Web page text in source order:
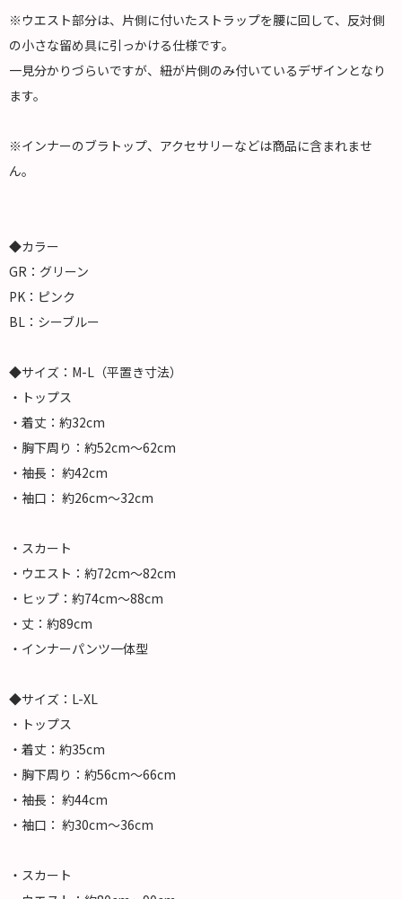
※ウエスト部分は、片側に付いたストラップを腰に回して、反対側
の小さな留め具に引っかける仕様です。
一見分かりづらいですが、紐が片側のみ付いているデザインとなり
ます。
※インナーのブラトップ、アクセサリーなどは商品に含まれませ
ん。
◆カラー
GR：グリーン
PK：ピンク
BL：シーブルー
◆サイズ：M-L（平置き寸法）
・トップス
・着丈：約32cm
・胸下周り：約52cm～62cm
・袖長： 約42cm
・袖口： 約26cm～32cm
・スカート
・ウエスト：約72cm～82cm
・ヒップ：約74cm～88cm
・丈：約89cm
・インナーパンツ一体型
◆サイズ：L-XL
・トップス
・着丈：約35cm
・胸下周り：約56cm～66cm
・袖長： 約44cm
・袖口： 約30cm～36cm
・スカート